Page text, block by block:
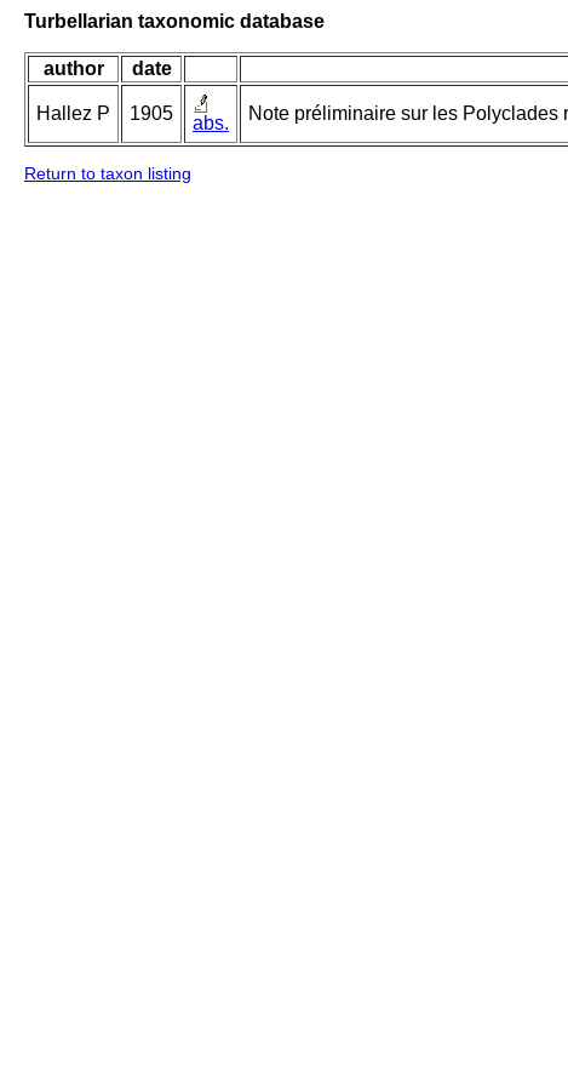
Turbellarian taxonomic database
author date
Hallez P 1905 abs. Note préliminaire sur les
Return to taxon listing